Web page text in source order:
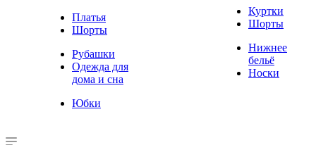
Платья
Шорты
Рубашки
Одежда для
дома и сна
Юбки
Куртки
Шорты
Нижнее
бельё
Носки